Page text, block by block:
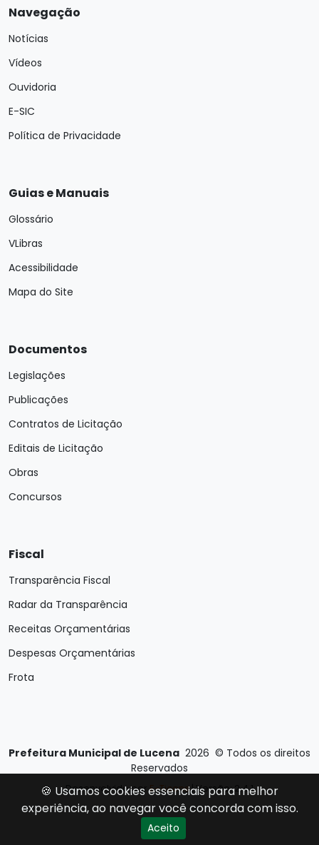
Navegação
Notícias
Vídeos
Ouvidoria
E-SIC
Política de Privacidade
Guias e Manuais
Glossário
VLibras
Acessibilidade
Mapa do Site
Documentos
Legislações
Publicações
Contratos de Licitação
Editais de Licitação
Obras
Concursos
Fiscal
Transparência Fiscal
Radar da Transparência
Receitas Orçamentárias
Despesas Orçamentárias
Frota
Prefeitura Municipal de Lucena 2026 © Todos os direitos
Reservados
Desenvolvido porE-Ticons| Versão: 2.4.1
🍪 Usamos cookies essenciais para melhor
experiência, ao navegar você concorda com isso.
Aceito